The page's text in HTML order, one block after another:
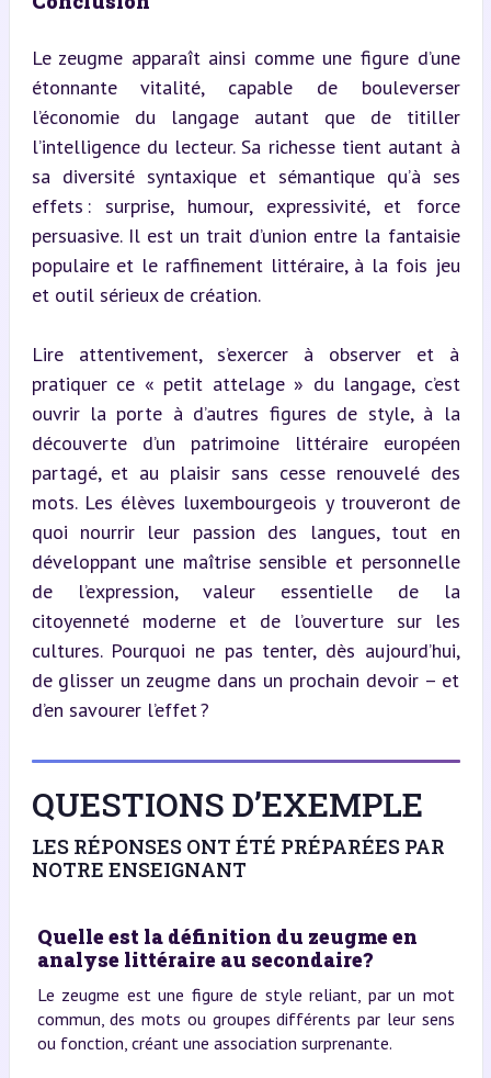
Le zeugme apparaît ainsi comme une figure d’une
étonnante vitalité, capable de bouleverser
l’économie du langage autant que de titiller
l’intelligence du lecteur. Sa richesse tient autant à
sa diversité syntaxique et sémantique qu’à ses
effets : surprise, humour, expressivité, et force
persuasive. Il est un trait d’union entre la fantaisie
populaire et le raffinement littéraire, à la fois jeu
et outil sérieux de création.
Lire attentivement, s’exercer à observer et à
pratiquer ce « petit attelage » du langage, c’est
ouvrir la porte à d’autres figures de style, à la
découverte d’un patrimoine littéraire européen
partagé, et au plaisir sans cesse renouvelé des
mots. Les élèves luxembourgeois y trouveront de
quoi nourrir leur passion des langues, tout en
développant une maîtrise sensible et personnelle
de l’expression, valeur essentielle de la
citoyenneté moderne et de l’ouverture sur les
cultures. Pourquoi ne pas tenter, dès aujourd’hui,
de glisser un zeugme dans un prochain devoir – et
d’en savourer l’effet ?
QUESTIONS D’EXEMPLE
LES RÉPONSES ONT ÉTÉ PRÉPARÉES PAR
NOTRE ENSEIGNANT
Quelle est la définition du zeugme en
analyse littéraire au secondaire?
Le zeugme est une figure de style reliant, par un mot
commun, des mots ou groupes différents par leur sens
ou fonction, créant une association surprenante.